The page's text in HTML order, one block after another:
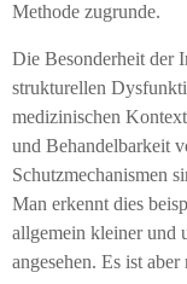
Methode zugrunde.
Die Besonderheit der
strukturellen
medizinischen
und Behandelbarkeit
Schutzmechanismen
Man erkennt dies
allgemein kleiner und
angesehen. Es ist